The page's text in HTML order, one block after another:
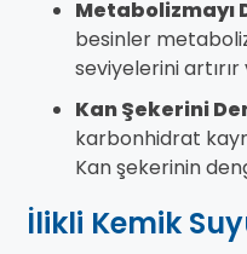
Metabolizmayı
besinler
seviyelerini
Kan Şekerini
karbonhidrat
Kan şekerinin
İlikli Kemik